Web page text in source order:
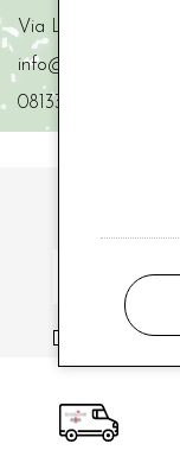
Via Luigi
0813331162
ISCRIVITI
ho letto ed